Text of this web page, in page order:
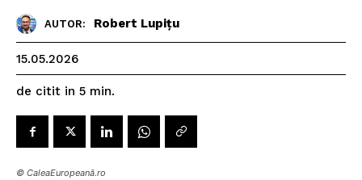
AUTOR: Robert Lupițu
15.05.2026
de citit in 5 min.
© CaleaEuropeană.ro